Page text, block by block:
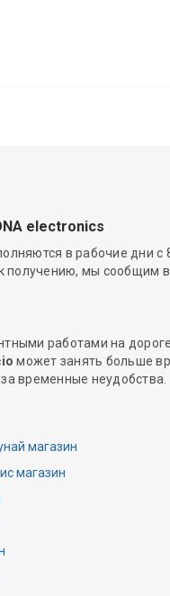
electronics
в рабочие дни с
получению, мы сообщим
работами на
может занять больше
временные неудобства.
магазин
магазин